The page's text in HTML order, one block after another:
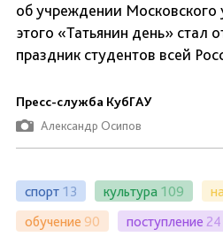
об учреждении Московского
этого «Татьянин день» стал
праздник студентов всей
Пресс-служба КубГАУ
Александр Осипов
спорт 13 культура 109
обучение 90 поступление 24